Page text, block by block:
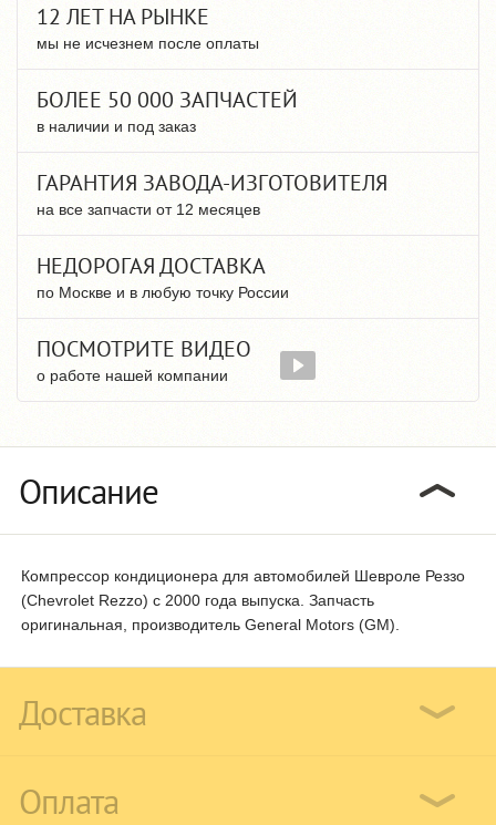
12 ЛЕТ НА РЫНКЕ
мы не исчезнем после оплаты
БОЛЕЕ 50 000 ЗАПЧАСТЕЙ
в наличии и под заказ
ГАРАНТИЯ ЗАВОДА-ИЗГОТОВИТЕЛЯ
на все запчасти от 12 месяцев
НЕДОРОГАЯ ДОСТАВКА
по Москве и в любую точку России
ПОСМОТРИТЕ ВИДЕО
о работе нашей компании
Описание
Компрессор кондиционера для автомобилей Шевроле Реззо
(Chevrolet Rezzo) с 2000 года выпуска. Запчасть
оригинальная, производитель General Motors (GM).
Доставка
Оплата